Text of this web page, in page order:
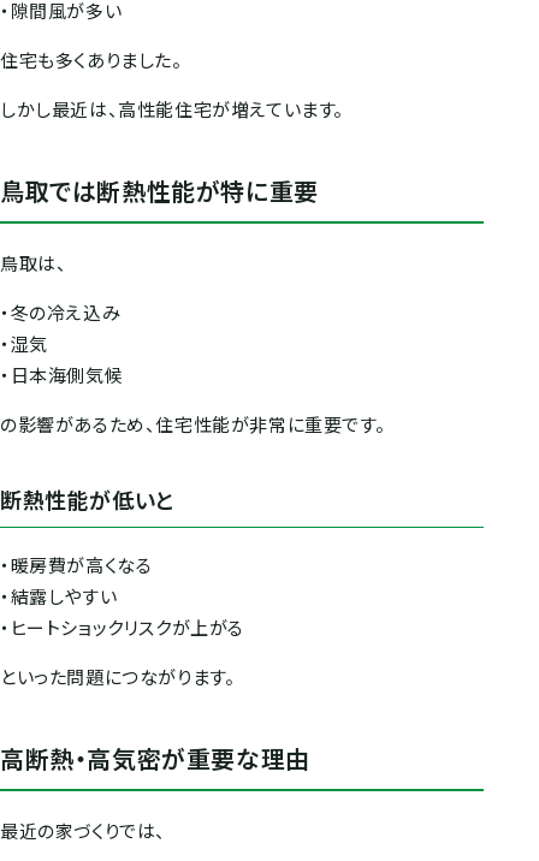
・隙間風が多い
住宅も多くありました。
しかし最近は、高性能住宅が増えています。
鳥取では断熱性能が特に重要
鳥取は、
・冬の冷え込み
・湿気
・日本海側気候
の影響があるため、住宅性能が非常に重要です。
断熱性能が低いと
・暖房費が高くなる
・結露しやすい
・ヒートショックリスクが上がる
といった問題につながります。
高断熱・高気密が重要な理由
最近の家づくりでは、